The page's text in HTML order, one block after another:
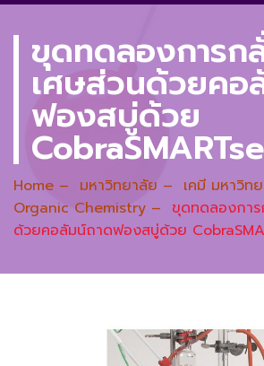
ขุดทดลองการก
เศษส่วนด้วยคอ
ฟองสบู่ด้วย
Home – มหาวิทยาลัย – เคมี มหาวิท
Organic Chemistry – ขุดทดลองกา
ด้วยคอลัมน์ถาดฟองสบู่ด้วย